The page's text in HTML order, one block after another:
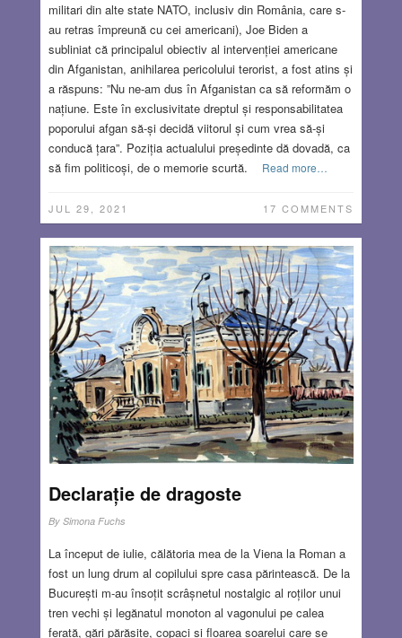
militari din alte state NATO, inclusiv din România, care s-
au retras împreună cu cei americani), Joe Biden a
subliniat că principalul obiectiv al intervenției americane
din Afganistan, anihilarea pericolului terorist, a fost atins și
a răspuns: ”Nu ne-am dus în Afganistan ca să reformăm o
națiune. Este în exclusivitate dreptul și responsabilitatea
poporului afgan să-și decidă viitorul și cum vrea să-și
conducă țara”. Poziția actualului președinte dă dovadă, ca
să fim politicoși, de o memorie scurtă.
Read more…
JUL 29, 2021 17 COMMENTS
Declarație de dragoste
By Simona Fuchs
La început de iulie, călătoria mea de la Viena la Roman a
fost un lung drum al copilului spre casa părintească. De la
București m-au însoțit scrâșnetul nostalgic al roților unui
tren vechi și legănatul monoton al vagonului pe calea
ferată, gări părăsite, copaci și floarea soarelui care se